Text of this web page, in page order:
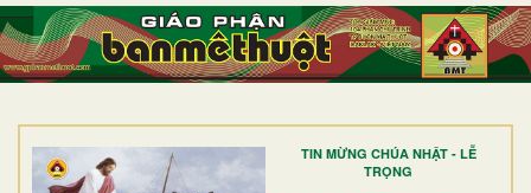
TIN MỪNG CHÚA NHẬT - LỄ
TRỌNG
TRANG NHẤT
GIỚI THIỆU
DÒNG TU